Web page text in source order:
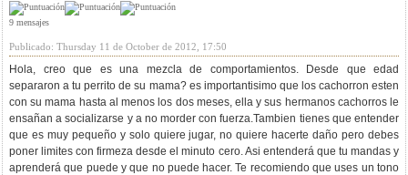
9 mensajes
Publicado: Thursday 11 de October de 2012, 17:50
Hola, creo que es una mezcla de comportamientos. Desde que edad
separaron a tu perrito de su mama? es importantisimo que los cachorron esten
con su mama hasta al menos los dos meses, ella y sus hermanos cachorros le
ensañan a socializarse y a no morder con fuerza.Tambien tienes que entender
que es muy pequeño y solo quiere jugar, no quiere hacerte daño pero debes
poner limites con firmeza desde el minuto cero. Asi entenderá que tu mandas y
aprenderá que puede y que no puede hacer. Te recomiendo que uses un tono